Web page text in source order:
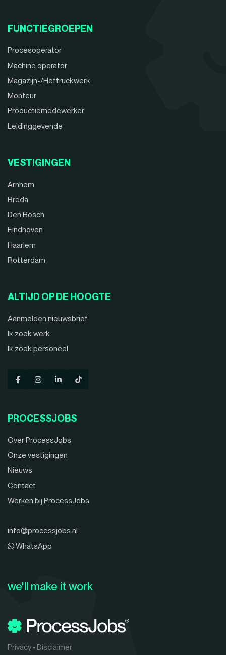
FUNCTIEGROEPEN
Procesoperator
Machine operator
Magazijn-/Heftruckwerk
Monteur
Productiemedewerker
Leidinggevende
VESTIGINGEN
Arnhem
Breda
Den Bosch
Eindhoven
Haarlem
Rotterdam
ALTIJD OP DE HOOGTE
Aanmelden nieuwsbrief
Ik zoek werk
Ik zoek personeel
PROCESSJOBS
Over ProcessJobs
Onze vestigingen
Nieuws
Contact
Werken bij ProcessJobs
info@processjobs.nl
WhatsApp
Privacy• Disclaimer
we'll make it work